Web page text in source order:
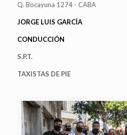
Q. Bocayuna 1274 - CABA
JORGE LUIS GARCÍA
CONDUCCIÓN
S.P.T.
TAXISTAS DE PIE